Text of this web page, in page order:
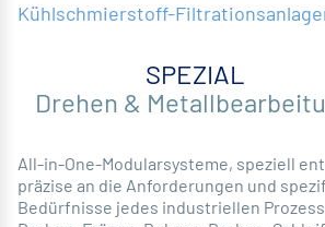
Kühlschmierstoff-
SPEZIAL
Drehen &
All-in-One-Modularsysteme, speziell
präzise an die Anforderungen und
Bedürfnisse jedes industriellen